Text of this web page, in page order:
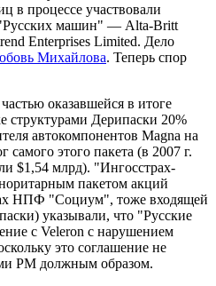
в процессе участвовали
машин" — Alta-Britt
Enterprises Limited. Дело
Михайлова. Теперь спор
оказавшейся в итоге
структурами Дерипаски 20%
автокомпонентов Magna на
самого этого пакета (в 2007 г.
$1,54 млрд). "Ингосстрах-
пакетом акций
НПФ "Социум", тоже входящей
указывали, что "Русские
с Veleron с нарушением
это соглашение не
РМ должным образом.